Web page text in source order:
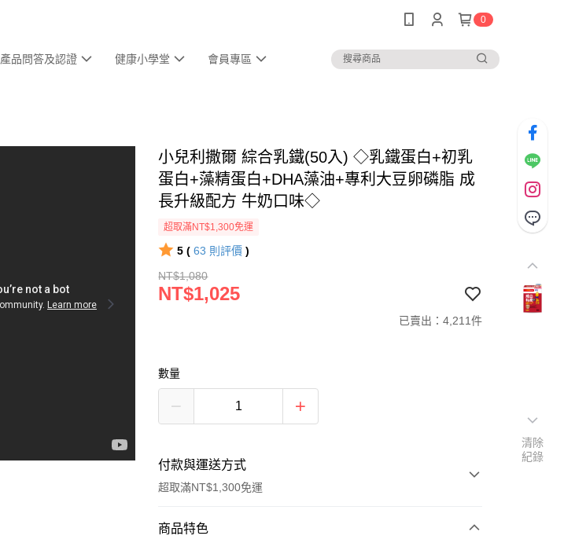
0
產品問答及認證 健康小學堂 會員專區
小兒利撒爾 綜合乳鐵(50入) ◇乳鐵蛋白+初乳
蛋白+藻精蛋白+DHA藻油+專利大豆卵磷脂 成
長升級配方 牛奶口味◇
超取滿NT$1,300免運
5 ( 63 則評價 )
NT$1,080
NT$1,025
已賣出：4,211件
數量
付款與運送方式
超取滿NT$1,300免運
付款方式
商品特色
清除
紀錄